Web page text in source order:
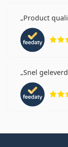
Product
Snel